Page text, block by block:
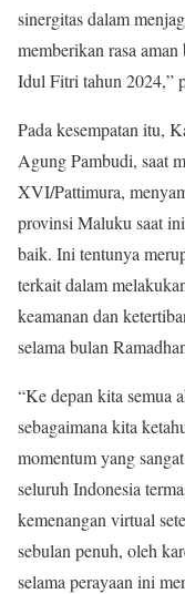
sinergitas dalam
memberikan rasa
Idul Fitri tahun 2024,”
Pada kesempatan itu,
Agung Pambudi, saat
XVI/Pattimura,
provinsi Maluku saat
baik. Ini tentunya
terkait dalam
keamanan dan
selama bulan
“Ke depan kita semua
sebagaimana kita
momentum yang
seluruh Indonesia
kemenangan virtual
sebulan penuh, oleh
selama perayaan ini